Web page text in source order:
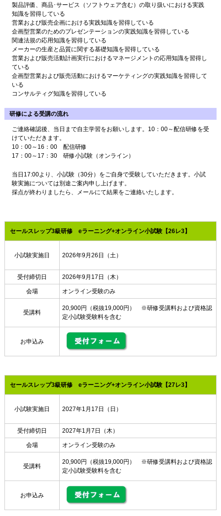
製品評価、商品･サービス（ソフトウェア含む）の取り扱いにおける実践
知識を習得している
営業および販売企画における実践知識を習得している
企画型営業のためのプレゼンテーションの実践知識を習得している
関連法規の応用知識を習得している
メーカーの生産と品質に関する基礎知識を習得している
営業および販売活動計画実行におけるマネージメントの応用知識を習得し
ている
企画型営業および販売活動におけるマーケティングの実践知識を習得して
いる
コンサルティグ知識を習得している
研修による受講の流れ
ご連絡確認後、当日まで自主学習をお願いします。10：00～配信研修を受
けていただきます。
10：00～16：00 配信研修
17：00～17：30 研修小試験（オンライン）
当日17:00より、小試験（30分）をご自身で受験していただきます。小試
験実施については別途ご案内申し上げます。
採点が終わりましたら、メールにて結果をご連絡いたします。
セールスレップ3級研修 eラーニング+オンライン小試験【26レ3】
小試験実施日 2026年9月26日（土）
受付締切日 2026年9月17日（木）
会場 オンライン受験のみ
受講料
20,900円（税抜19,000円） ※研修受講料および資格認
定小試験受験料を含む
お申込み
セールスレップ3級研修 eラーニング+オンライン小試験【27レ3】
小試験実施日 2027年1月17日（日）
受付締切日 2027年1月7日（木）
会場 オンライン受験のみ
受講料
20,900円（税抜19,000円） ※研修受講料および資格認
定小試験受験料を含む
お申込み